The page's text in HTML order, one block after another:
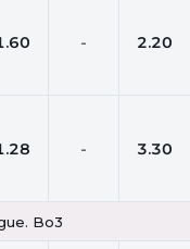
- 2.20
- 3.30
Bo3